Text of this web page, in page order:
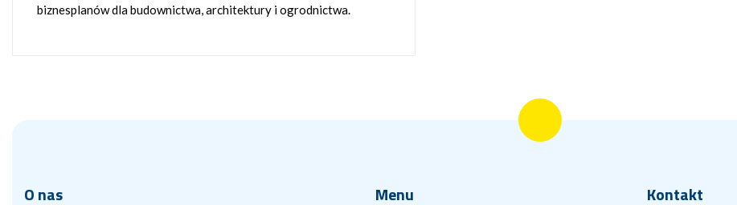
biznesplanów dla budownictwa, architektury i ogrodnictwa.
O nas Menu Kontakt